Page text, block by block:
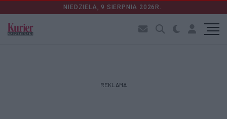
NIEDZIELA, 9 SIERPNIA 2026R.
REKLAMA